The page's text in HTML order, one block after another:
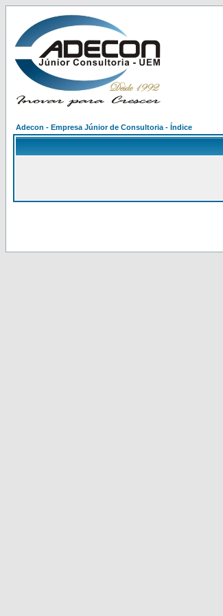
Adecon - Empresa Júnior de Consultoria - Índice